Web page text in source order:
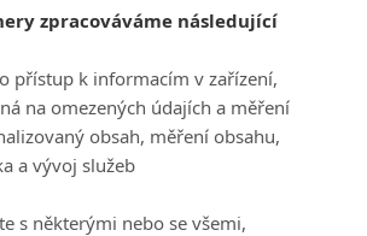
zpracováváme následující
přístup k informacím v zařízení,
na omezených údajích a měření
obsah, měření obsahu,
a vývoj služeb
s některými nebo se všemi,